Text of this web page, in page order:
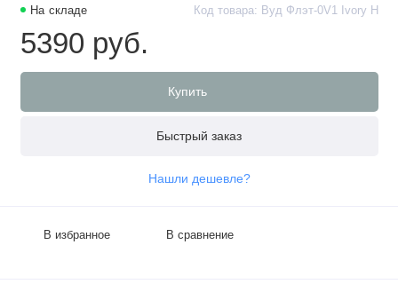
На складе Код товара: Вуд Флэт-0V1 Ivory H
5390 руб.
Купить
Быстрый заказ
Нашли дешевле?
В избранное В сравнение